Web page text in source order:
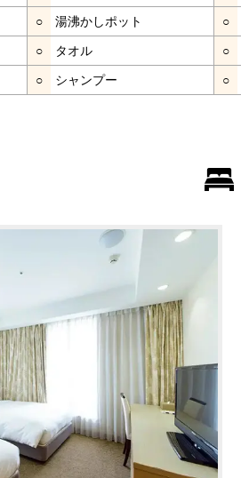
○ 湯沸かしポット ○
○ タオル ○
○ シャンプー ○